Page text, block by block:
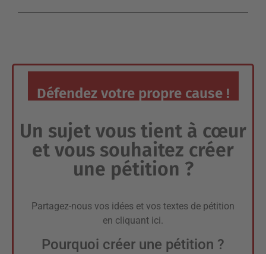
Défendez votre propre cause !
Un sujet vous tient à cœur
et vous souhaitez créer
une pétition ?
Partagez-nous vos idées et vos textes de pétition
en cliquant ici.
Pourquoi créer une pétition ?